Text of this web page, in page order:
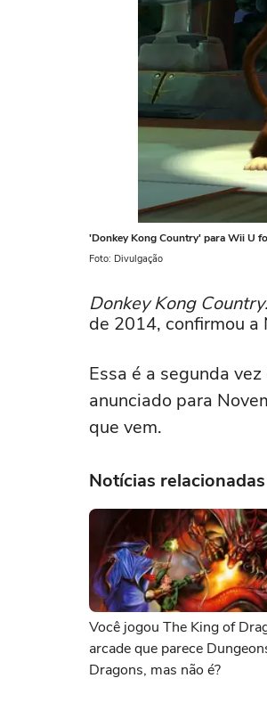
'Donkey Kong Country' para Wii U
Foto: Divulgação
Donkey Kong
de 2014, confirmou
Essa é a segunda
anunciado para
que vem.
Notícias relacionadas
Você jogou The King of
arcade que parece
Dragons, mas não é?